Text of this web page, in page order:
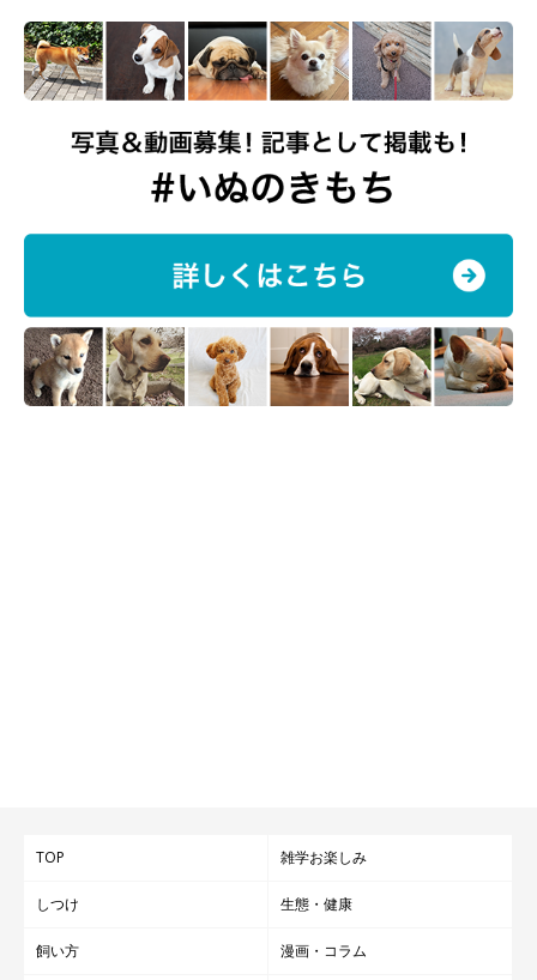
トラブル例2. 「愛犬よりも大きな犬にいきなり飛びつか
れたり、追いかけられたりしてしまう」
TOP 雑学お楽しみ
しつけ 生態・健康
飼い方 漫画・コラム